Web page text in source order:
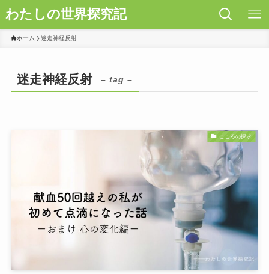
わたしの世界探究記
ホーム 迷走神経反射
迷走神経反射 – tag –
こころの探求